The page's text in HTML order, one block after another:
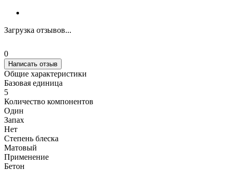
Загрузка отзывов...
0
Написать отзыв
Общие характеристики
Базовая единица
5
Количество компонентов
Один
Запах
Нет
Степень блеска
Матовый
Применение
Бетон